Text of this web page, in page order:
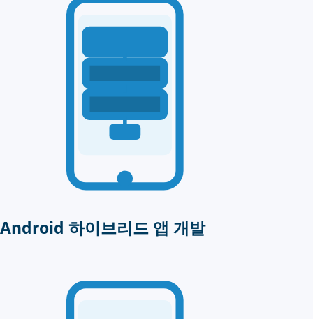
Android 하이브리드 앱 개발